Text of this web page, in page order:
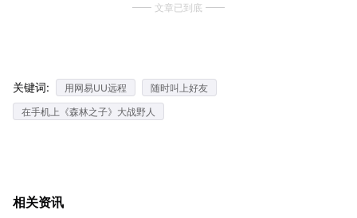
文章已到底
关键词: 用网易UU远程
随时叫上好友
在手机上《森林之子》大战野人
相关资讯